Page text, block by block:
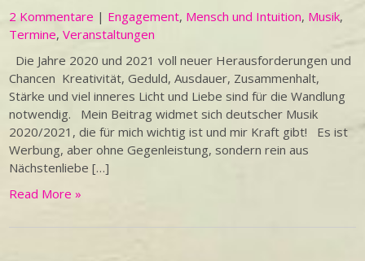
2 Kommentare | Engagement, Mensch und Intuition, Musik,
Termine,Veranstaltungen
Die Jahre 2020 und 2021 voll neuer Herausforderungen und
Chancen Kreativität, Geduld, Ausdauer, Zusammenhalt,
Stärke und viel inneres Licht und Liebe sind für die Wandlung
notwendig. Mein Beitrag widmet sich deutscher Musik
2020/2021, die für mich wichtig ist und mir Kraft gibt! Es ist
Werbung, aber ohne Gegenleistung, sondern rein aus
Nächstenliebe […]
Read More »